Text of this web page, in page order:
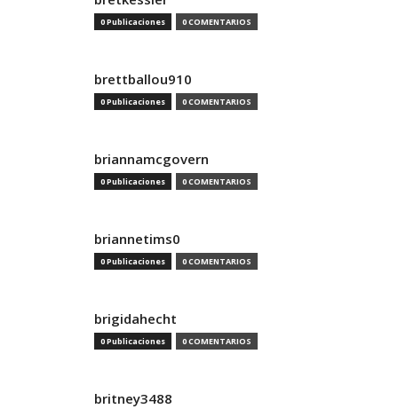
0 Publicaciones 0 COMENTARIOS
brettballou910
0 Publicaciones 0 COMENTARIOS
briannamcgovern
0 Publicaciones 0 COMENTARIOS
briannetims0
0 Publicaciones 0 COMENTARIOS
brigidahecht
0 Publicaciones 0 COMENTARIOS
britney3488